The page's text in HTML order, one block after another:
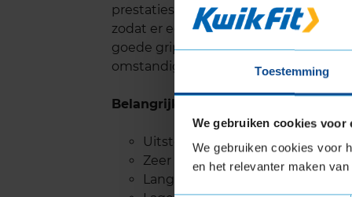
Toestemming
We gebruiken cookies voor
We gebruiken cookies voor
en het relevanter maken
prestaties op sneeuw en ook op een
zodat er een zeer goede waterafvoer
goede grip. Met de Pirelli Scor Het is
omstandigheden.
Belangrijke eigenschappen
Uitstekende prestaties op
Zeer goede grip op nat wegdek
Lange levensduur